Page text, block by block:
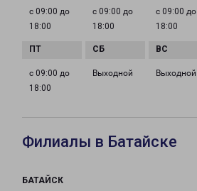
с 09:00 до
18:00
с 09:00 до
18:00
с 09:00 до
18:00
с 09:00 до
18:00
Выходной Выходной
Филиалы в Батайске
БАТАЙСК